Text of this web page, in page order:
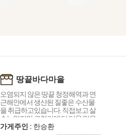
땅끝바다마을
오염되지 않은 땅끝 청정해역과 연
근해안에서 생산된 질좋은 수산물
을 취급하고있습니다. 직접보고 살
수는없지만 그렇기에 더 더욱 믿을
수있는 상품들로 한분 한분께 최선
가게주인 : 한승환